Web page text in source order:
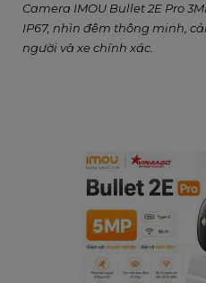
Camera IMOU Bullet 2E Pro
IP67, nhìn đêm thông minh,
người và xe chính xác.